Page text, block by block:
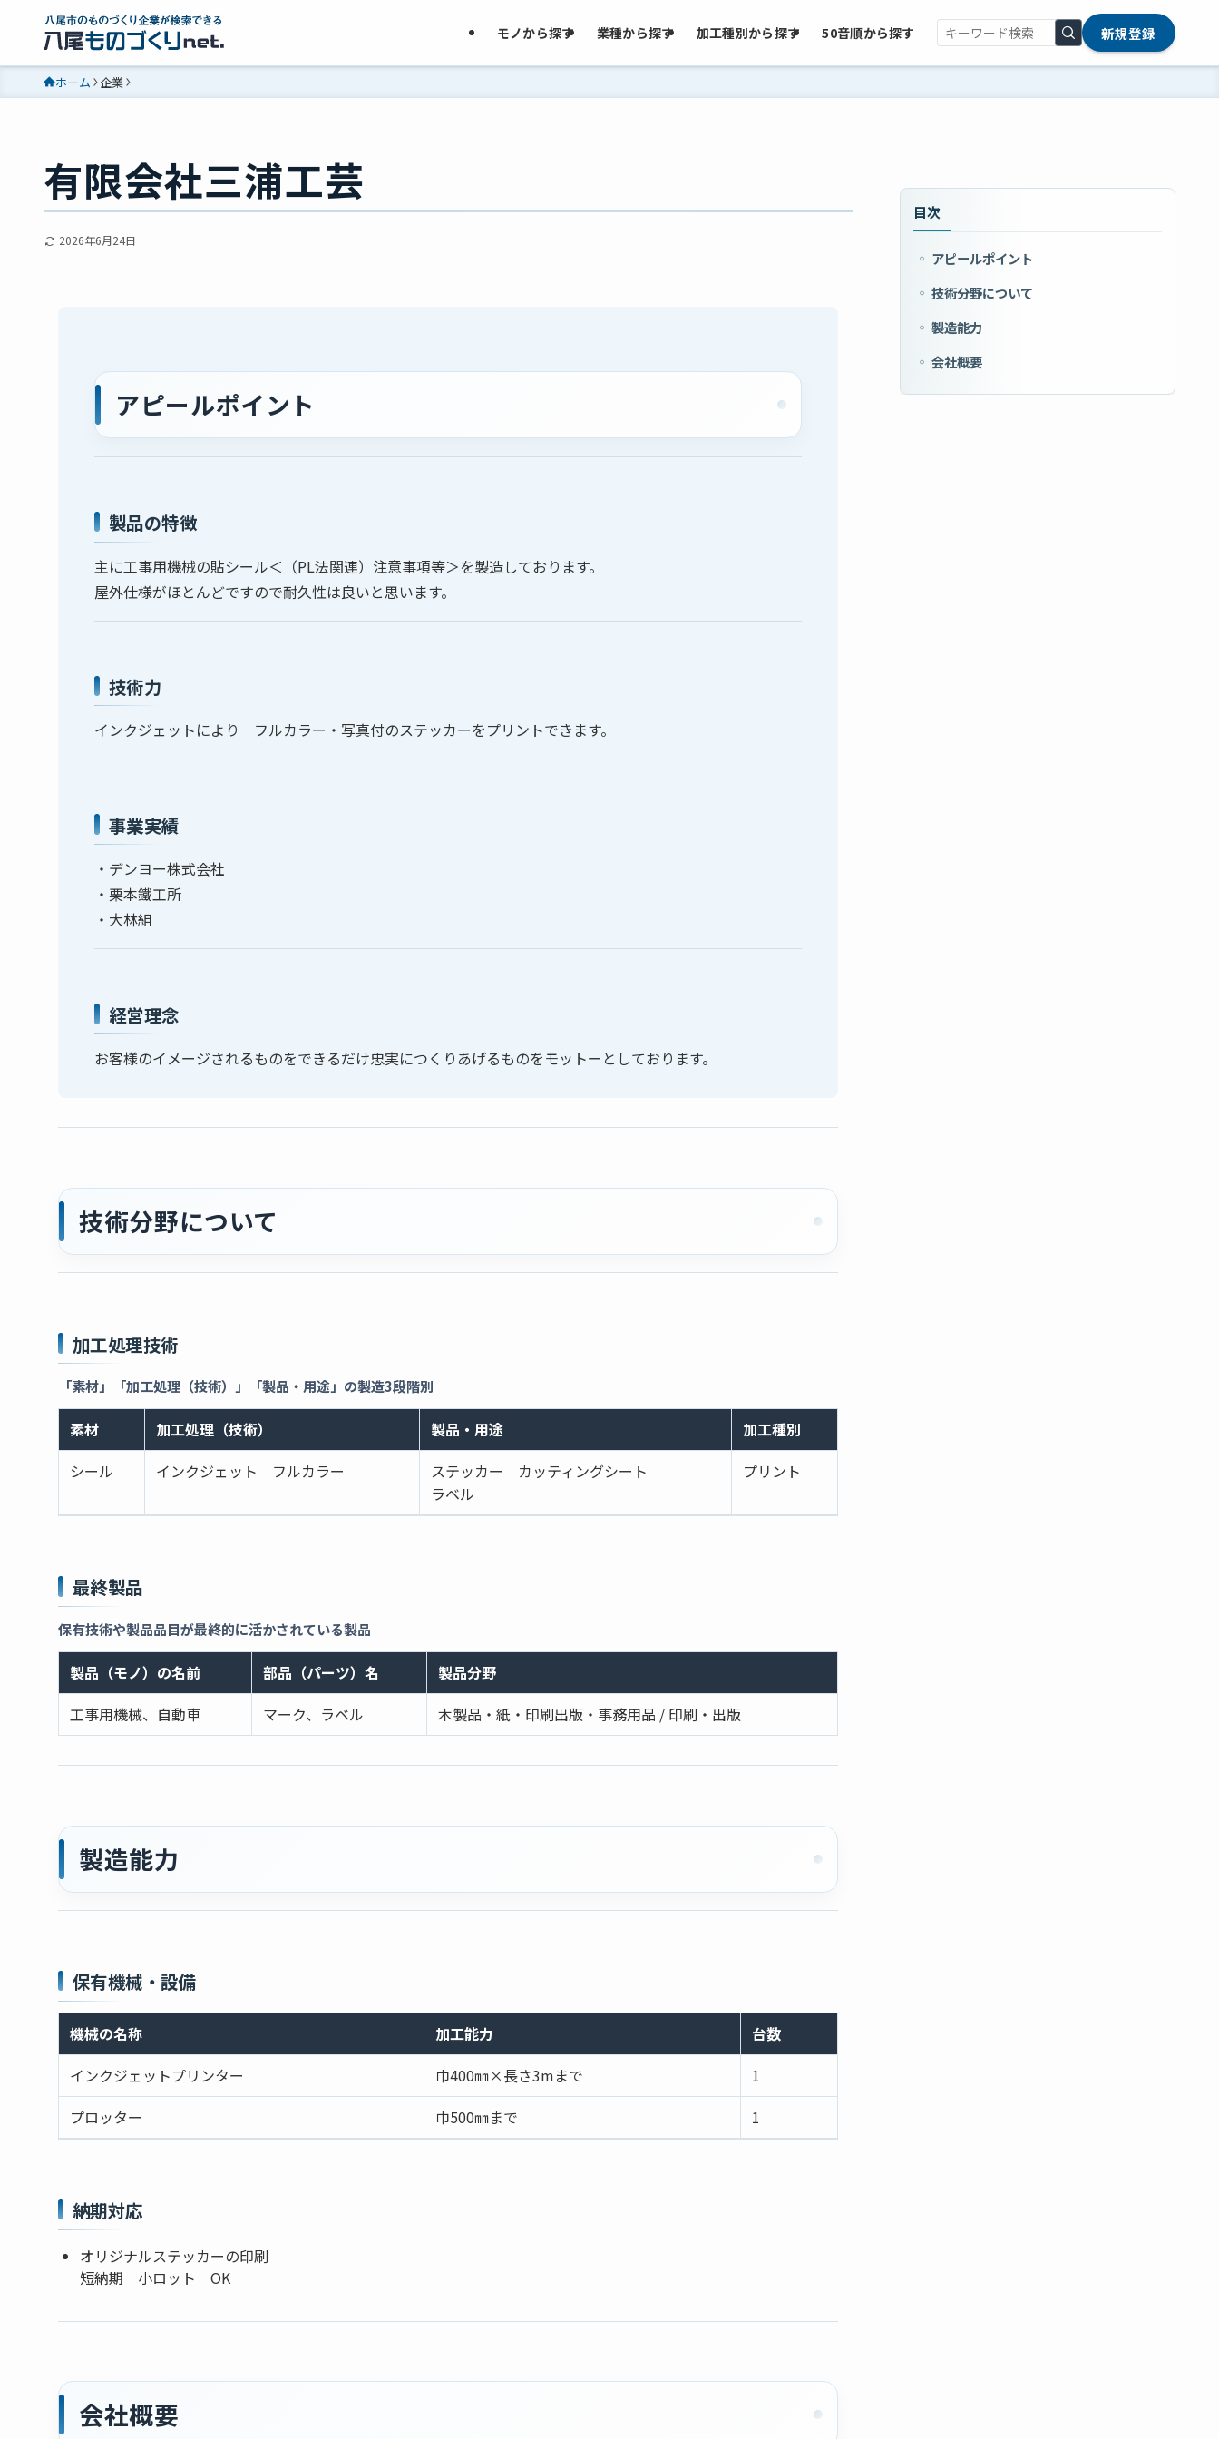
モノから探す 業種から探す 加工種別から探す 50音順から探す 新規登録
ホーム 企業
有限会社三浦工芸
2026年6月24日
アピールポイント
製品の特徴
主に工事用機械の貼シール＜（PL法関連）注意事項等＞を製造しております。
屋外仕様がほとんどですので耐久性は良いと思います。
技術力
インクジェットにより フルカラー・写真付のステッカーをプリントできます。
事業実績
・デンヨー株式会社
・栗本鐵工所
・大林組
経営理念
お客様のイメージされるものをできるだけ忠実につくりあげるものをモットーとしております。
技術分野について
加工処理技術
「素材」「加工処理（技術）」「製品・用途」の製造3段階別
素材 加工処理（技術） 製品・用途
加工種別
シール
インクジェット フルカラー
ステッカー カッティングシート
ラベル
プリント
最終製品
保有技術や製品品目が最終的に活かされている製品
製品（モノ）の名前 部品（パーツ）名
製品分野
工事用機械、自動車
マーク、ラベル 木製品・紙・印刷出版・事務用品 / 印刷・出版
製造能力
保有機械・設備
機械の名称 加工能力
台数
インクジェットプリンター
巾400㎜×長さ3mまで
1
プロッター
巾500㎜まで 1
納期対応
オリジナルステッカーの印刷
短納期 小ロット OK
会社概要
目次
アピールポイント
技術分野について
製造能力
会社概要